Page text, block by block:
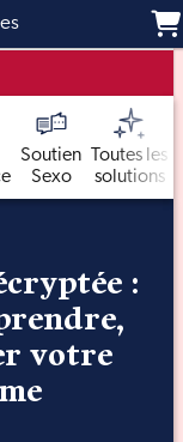
Soutien
Sexo
Toutes les
solutions
:
votre